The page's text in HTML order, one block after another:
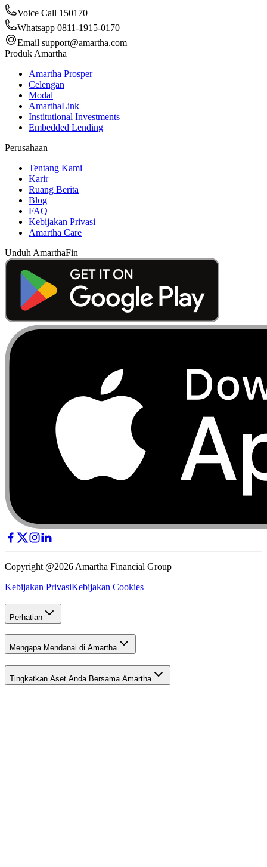
Voice Call 150170
Whatsapp 0811-1915-0170
Email support@amartha.com
Produk Amartha
Amartha Prosper
Celengan
Modal
AmarthaLink
Institutional Investments
Embedded Lending
Perusahaan
Tentang Kami
Karir
Ruang Berita
Blog
FAQ
Kebijakan Privasi
Amartha Care
Unduh AmarthaFin
Copyright @2026 Amartha Financial Group
Kebijakan PrivasiKebijakan Cookies
Perhatian
Mengapa Mendanai di Amartha
Tingkatkan Aset Anda Bersama Amartha